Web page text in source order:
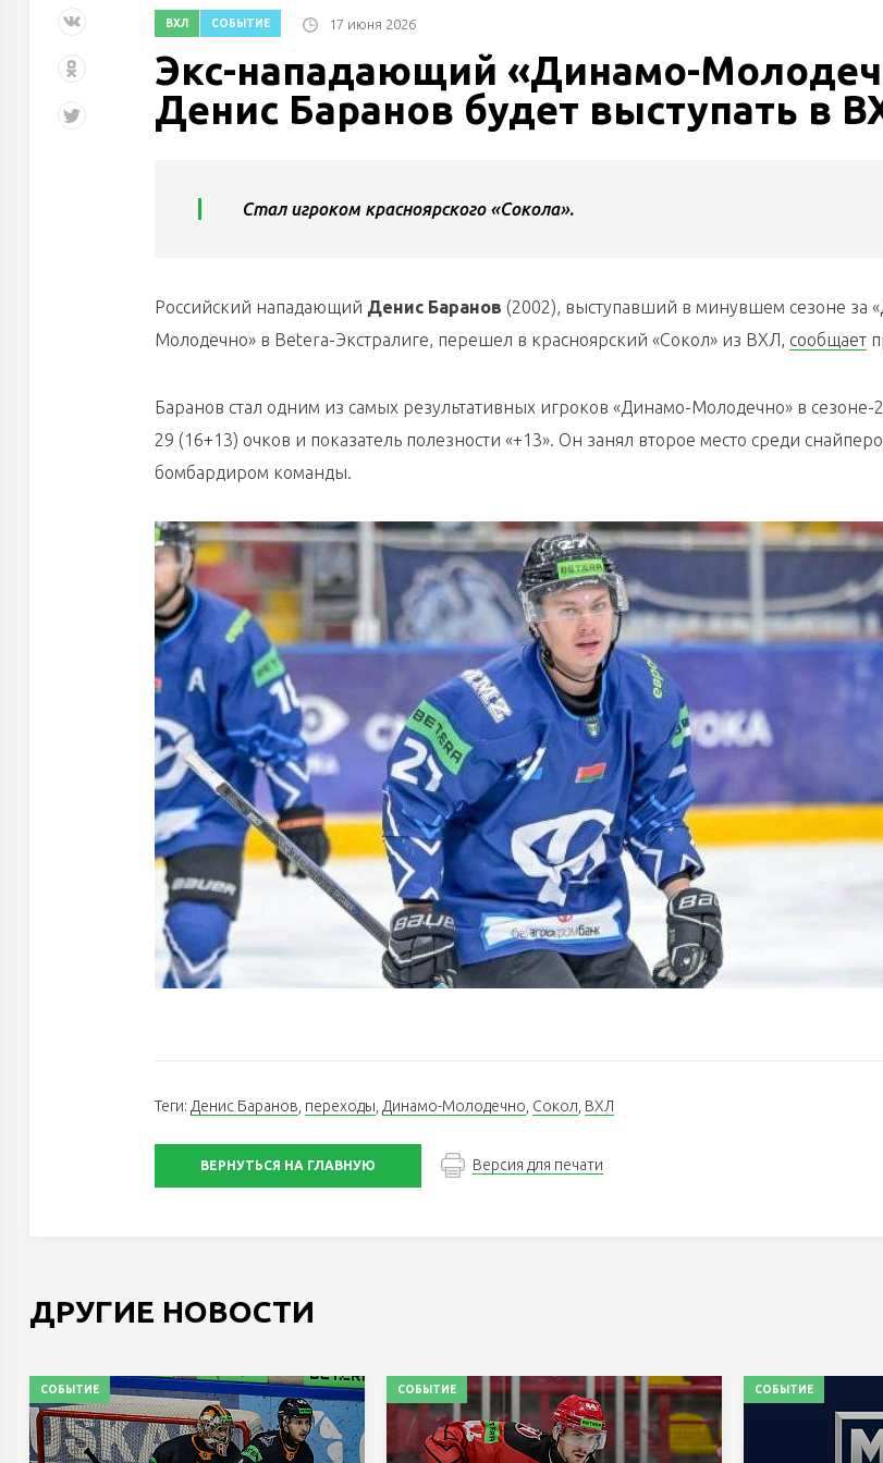
ВХЛ СОБЫТИЕ 17 июня 2026
Экс-нападающий «Динамо-
Денис Баранов будет выступать в
Стал игроком красноярского «Сокола».
Российский нападающий Денис Баранов (2002), выступавший в минувшем сезоне за
Молодечно» в Betera-Экстралиге, перешел в красноярский «Сокол» из ВХЛ, сообщает
Баранов стал одним из самых результативных игроков «Динамо-Молодечно» в сезоне-
29 (16+13) очков и показатель полезности «+13». Он занял второе место среди
бомбардиром команды.
Теги: Денис Баранов переходы Динамо-Молодечно Сокол ВХЛ
ВЕРНУТЬСЯ НА ГЛАВНУЮ Версия для печати
ДРУГИЕ НОВОСТИ
СОБЫТИЕ СОБЫТИЕ СОБЫТИЕ